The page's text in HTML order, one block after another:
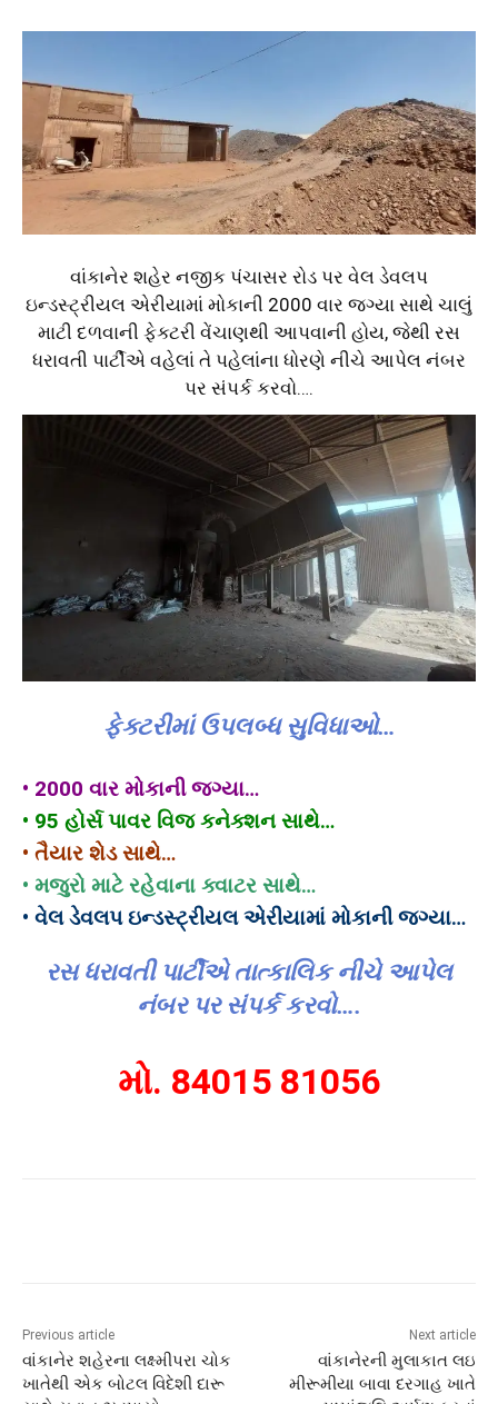
વાંકાનેર શહેર નજીક પંચાસર રોડ પર વેલ ડેવલપ
ઇન્ડસ્ટ્રીયલ એરીયામાં મોકાની 2000 વાર જગ્યા સાથે ચાલું
માટી દળવાની ફેક્ટરી વેંચાણથી આપવાની હોય, જેથી રસ
ધરાવતી પાર્ટીએ વહેલાં તે પહેલાંના ધોરણે નીચે આપેલ નંબર
પર સંપર્ક કરવો….
ફેક્ટરીમાં ઉપલબ્ધ સુવિધાઓ…
• 2000 વાર મોકાની જગ્યા…
• 95 હોર્સ પાવર વિજ કનેક્શન સાથે…
• તૈયાર શેડ સાથે…
• મજુરો માટે રહેવાના ક્વાટર સાથે…
• વેલ ડેવલપ ઇન્ડસ્ટ્રીયલ એરીયામાં મોકાની જગ્યા…
રસ ધરાવતી પાર્ટીએ તાત્કાલિક નીચે આપેલ
નંબર પર સંપર્ક કરવો….
મો. 84015 81056
Previous article
વાંકાનેર શહેરના લક્ષ્મીપરા ચોક
ખાતેથી એક બોટલ વિદેશી દારૂ
Next article
વાંકાનેરની મુલાકાત લઇ
મીરૂમીયા બાવા દરગાહ ખાતે